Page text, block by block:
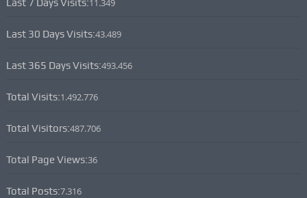
Last 7 Days Visits:11.349
Last 30 Days Visits:43.489
Last 365 Days Visits:493.456
Total Visits:1.492.776
Total Visitors:487.706
Total Page Views:36
Total Posts:7.316